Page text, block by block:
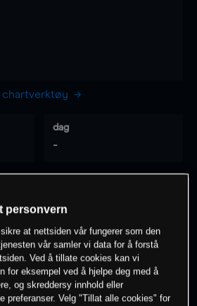
chartverktøy
dag
-
-
erpå dette instrumentet
personvern
at nettsiden vår fungerer som den
vår samler vi data for å forstå
Ved å tillate cookies kan vi
for eksempel ved å hjelpe deg med å
og skreddersy innhold eller
preferanser. Velg "Tillat alle cookies" for